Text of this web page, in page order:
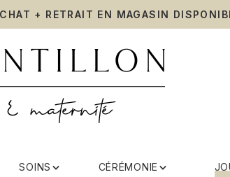
+ RETRAIT EN MAGASIN
SOINS CÉRÉMONIE